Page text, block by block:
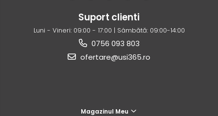
Suport clienti
Luni - Vineri: 09:00 - 17:00 | Sâmbătă: 09:00-14:00
0756 093 803
ofertare@usi365.ro
Magazinul Meu